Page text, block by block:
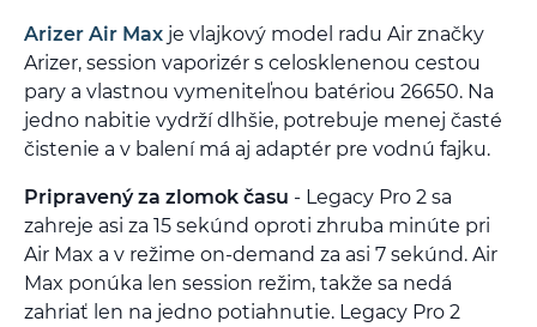
Arizer Air Max je vlajkový model radu Air značky
Arizer, session vaporizér s celosklenenou cestou
pary a vlastnou vymeniteľnou batériou 26650. Na
jedno nabitie vydrží dlhšie, potrebuje menej časté
čistenie a v balení má aj adaptér pre vodnú fajku.
Pripravený za zlomok času - Legacy Pro 2 sa
zahreje asi za 15 sekúnd oproti zhruba minúte pri
Air Max a v režime on-demand za asi 7 sekúnd. Air
Max ponúka len session režim, takže sa nedá
zahriať len na jedno potiahnutie. Legacy Pro 2